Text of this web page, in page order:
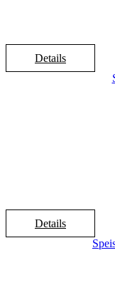
Details
Details